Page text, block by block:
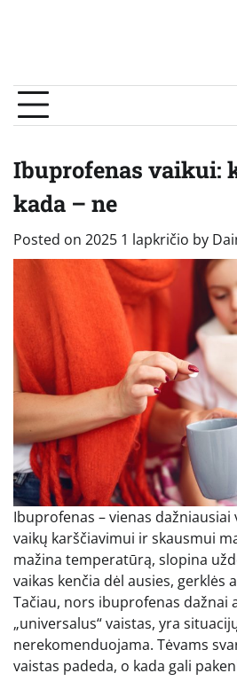
Ibuprofenas vaikui:
kada – ne
Posted on 2025 1 lapkričio by
Ibuprofenas – vienas
vaikų karščiavimui ir skausmui
mažina temperatūrą, slopina
vaikas kenčia dėl ausies, gerklės
Tačiau, nors ibuprofenas dažnai
„universalus“ vaistas, yra
nerekomenduojama. Tėvams
vaistas padeda, o kada gali